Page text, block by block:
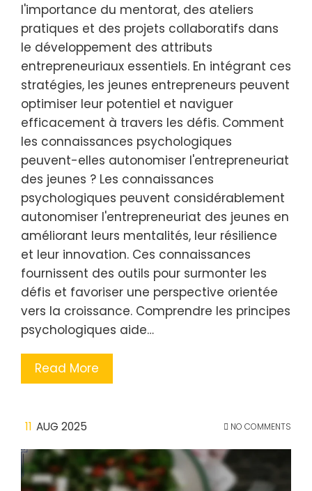
l'importance du mentorat, des ateliers
pratiques et des projets collaboratifs dans
le développement des attributs
entrepreneuriaux essentiels. En intégrant ces
stratégies, les jeunes entrepreneurs peuvent
optimiser leur potentiel et naviguer
efficacement à travers les défis. Comment
les connaissances psychologiques
peuvent-elles autonomiser l'entrepreneuriat
des jeunes ? Les connaissances
psychologiques peuvent considérablement
autonomiser l'entrepreneuriat des jeunes en
améliorant leurs mentalités, leur résilience
et leur innovation. Ces connaissances
fournissent des outils pour surmonter les
défis et favoriser une perspective orientée
vers la croissance. Comprendre les principes
psychologiques aide…
Read More
11 AUG 2025 NO COMMENTS